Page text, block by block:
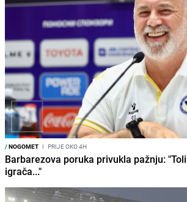
/NOGOMET I PRIJE OKO 4H
Barbarezova poruka privukla pažnju:
igrača..."